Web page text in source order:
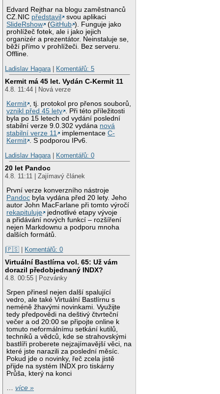
Edvard Rejthar na blogu zaměstnanců
CZ.NIC představil
svou aplikaci
SlideRshow
(GitHub ). Funguje jako
prohlížeč fotek, ale i jako jejich
organizér a prezentátor. Neinstaluje se,
běží přímo v prohlížeči. Bez serveru.
Offline.
Ladislav Hagara | Komentářů: 5
Kermit má 45 let. Vydán C-Kermit 11
4.8. 11:44 | Nová verze
Kermit , tj. protokol pro přenos souborů,
vznikl před 45 lety . Při této příležitosti
byla po 15 letech od vydání poslední
stabilní verze 9.0.302 vydána nová
stabilní verze 11
implementaceC-
Kermit . S podporou IPv6.
Ladislav Hagara | Komentářů: 0
20 let Pandoc
4.8. 11:11 | Zajímavý článek
První verze konverzního nástroje
Pandoc byla vydána před 20 lety. Jeho
autor John MacFarlane při tomto výročí
rekapituluje
jednotlivé etapy vývoje
a přidávání nových funkcí – rozšíření
nejen Markdownu a podporu mnoha
dalších formátů.
|🇵🇸 | Komentářů: 0
Virtuální Bastlírna vol. 65: Už vám
dorazil předobjednaný INDX?
4.8. 00:55 | Pozvánky
Srpen přinesl nejen další spalující
vedro, ale také Virtuální Bastlírnu s
neméně žhavými novinkami. Využijte
tedy předpovědi na deštivý čtvrteční
večer a od 20:00 se připojte online k
tomuto neformálnímu setkání kutilů,
techniků a vědců, kde se strahovskými
bastlíři proberete nejzajímavější věci, na
které jste narazili za poslední měsíc.
Pokud jde o novinky, řeč zcela jistě
přijde na systém INDX pro tiskárny
Průša, který na konci
…více »